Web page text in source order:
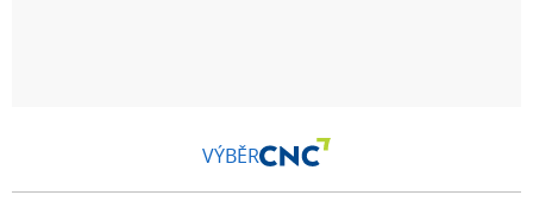
VÝBĚR